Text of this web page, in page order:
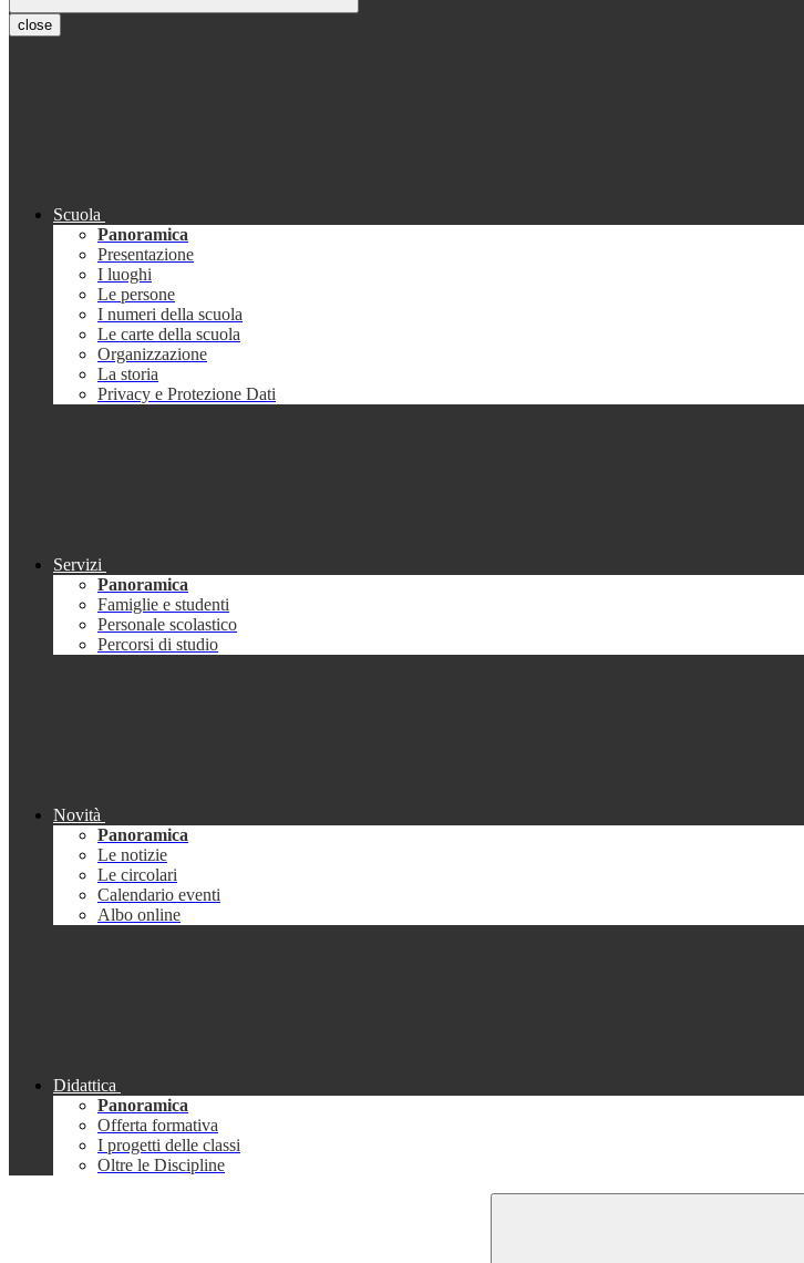
close
Scuola
Panoramica
Presentazione
I luoghi
Le persone
I numeri della scuola
Le carte della scuola
Organizzazione
La storia
Privacy e Protezione Dati
Servizi
Panoramica
Famiglie e studenti
Personale scolastico
Percorsi di studio
Novità
Panoramica
Le notizie
Le circolari
Calendario eventi
Albo online
Didattica
Panoramica
Offerta formativa
I progetti delle classi
Oltre le Discipline